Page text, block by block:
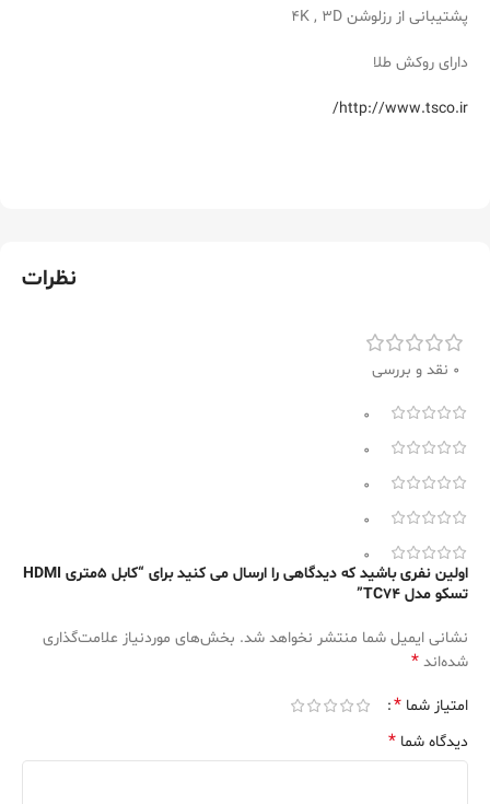
پشتیبانی از رزلوشن 4K , 3D
دارای روکش طلا
http://www.tsco.ir/
نظرات
0 نقد و بررسی
0
0
0
0
0
اولین نفری باشید که دیدگاهی را ارسال می کنید برای “کابل 5متری HDMI
تسکو مدل TC74”
نشانی ایمیل شما منتشر نخواهد شد. بخش‌های موردنیاز علامت‌گذاری
شده‌اند *
امتیاز شما *
دیدگاه شما *